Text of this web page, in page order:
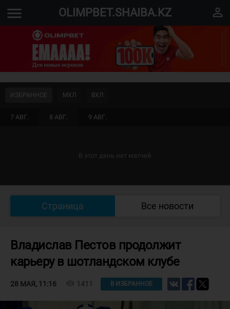
menu OLIMPBET.SHAIBA.KZ perm_identity
7 АВГ. 8 АВГ. 9 АВГ.
ИЗБРАННОЕ МХЛ ВХЛ
В этот день нет матчей
Страница Все новости
Владислав Пестов продолжит
карьеру в шотландском клубе
28 МАЯ, 11:16 1411 В ИЗБРАННОЕ